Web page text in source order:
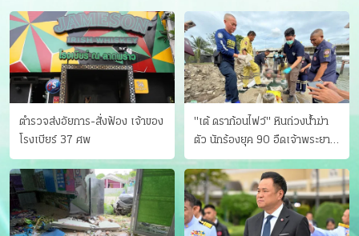
ตำรวจส่งอัยการ-สั่งฟ้อง เจ้าของ
โรงเบียร์ 37 ศพ
"เต้ ดราก้อนไฟว์" หินถ่วงน้ำฆ่า
ตัว นักร้องยุค 90 อืดเจ้าพระยา
แฟนหาตัววุ่น เครียดธุรกิจ!